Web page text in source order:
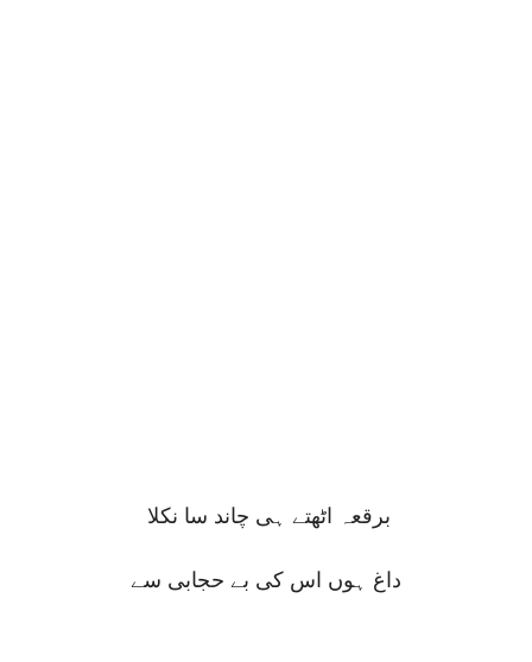
برقعہ اٹھتے ہی چاند سا نکلا
داغ ہوں اس کی بے حجابی سے